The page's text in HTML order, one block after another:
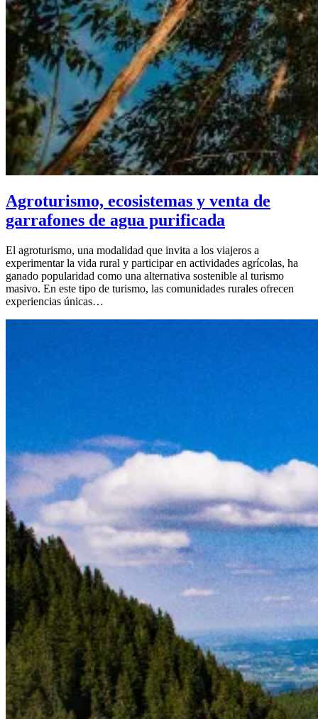
Agroturismo, ecosistemas y venta de
garrafones de agua purificada
El agroturismo, una modalidad que invita a los viajeros a
experimentar la vida rural y participar en actividades agrícolas, ha
ganado popularidad como una alternativa sostenible al turismo
masivo. En este tipo de turismo, las comunidades rurales ofrecen
experiencias únicas…